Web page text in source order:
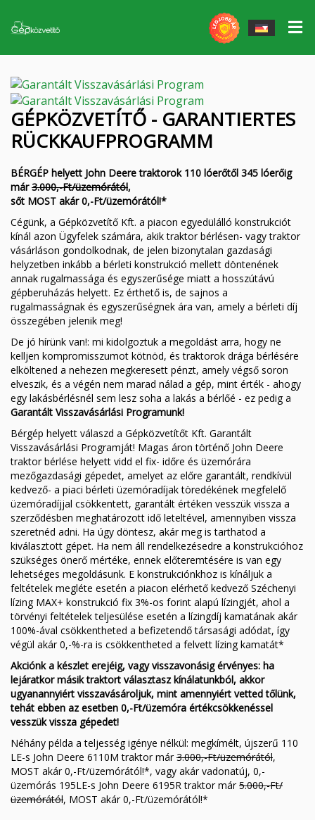
John Deere gépek
Massey Ferguson gépek
Arbeitsmittel
Massey Ferguson Arbeitsgeräte
Fliegl Waggons
Fliegl Agrocenter Zubehör
GÜTTLER Bodenmaschinen
MÜTHING Mulchgeräte und Zerkleinerer
MORENI rotierende Balken
Quivogne Arbeitsgeräte
LETÁK-LEKO Bodenmaschinen
KERTITOX Sprühgeräte
Sonstiges Zubehör
STS-Tender
Gumik/Felnik
Garantiertes Rückkaufprogramm
Unsere Dienstleistungen
Service
Finanzierung
Karriere
Über uns
Blog
Kontakt
English
Magyar
Română
Hrvatski
Čeština
Nederlands
Français
Русский
српски
GÉPKÖZVETÍTŐ - GARANTIERTES
RÜCKKAUFPROGRAMM
BÉRGÉP helyett John Deere traktorok 110 lóerőtől 345 lóerőig
már3.000,-Ft/üzemórától,
sőt MOST akár 0,-Ft/üzemórától!*
Cégünk, a Gépközvetítő Kft. a piacon egyedülálló konstrukciót
kínál azon Ügyfelek számára, akik traktor bérlésen- vagy traktor
vásárláson gondolkodnak, de jelen bizonytalan gazdasági
helyzetben inkább a bérleti konstrukció mellett döntenének
annak rugalmassága és egyszerűsége miatt a hosszútávú
gépberuházás helyett. Ez érthető is, de sajnos a
rugalmasságnak és egyszerűségnek ára van, amely a bérleti díj
összegében jelenik meg!
De jó hírünk van!: mi kidolgoztuk a megoldást arra, hogy ne
kelljen kompromisszumot kötnöd, és traktorok drága bérlésére
elköltened a nehezen megkeresett pénzt, amely végső soron
elveszik, és a végén nem marad nálad a gép, mint érték - ahogy
egy lakásbérlésnél sem lesz soha a lakás a bérlőé - ez pedig a
Garantált Visszavásárlási Programunk!
Bérgép helyett válaszd a Gépközvetítőt Kft. Garantált
Visszavásárlási Programját! Magas áron történő John Deere
traktor bérlése helyett vidd el fix- időre és üzemórára
mezőgazdasági gépedet, amelyet az előre garantált, rendkívül
kedvező- a piaci bérleti üzemóradíjak töredékének megfelelő
üzemóradíjjal csökkentett, garantált értéken vesszük vissza a
szerződésben meghatározott idő leteltével, amennyiben vissza
szeretnéd adni. Ha úgy döntesz, akár meg is tarthatod a
kiválasztott gépet. Ha nem áll rendelkezésedre a konstrukcióhoz
szükséges önerő mértéke, ennek előteremtésére is van egy
lehetséges megoldásunk. E konstrukciónkhoz is kínáljuk a
feltételek megléte esetén a piacon elérhető kedvező Széchenyi
lízing MAX+ konstrukció fix 3%-os forint alapú lízingjét, ahol a
törvényi feltételek teljesülése esetén a lízingdíj kamatának akár
100%-ával csökkentheted a befizetendő társasági adódat, így
végül akár 0,-%-ra is csökkentheted a felvett lízing kamatát*
Akciónk a készlet erejéig, vagy visszavonásig érvényes: ha
lejáratkor másik traktort választasz kínálatunkból, akkor
ugyanannyiért visszavásároljuk, mint amennyiért vetted tőlünk,
tehát ebben az esetben 0,-Ft/üzemóra értékcsökkenéssel
vesszük vissza gépedet!
Néhány példa a teljesség igénye nélkül: megkímélt, újszerű 110
LE-s John Deere 6110M traktor már3.000,-Ft/üzemórától,
MOST akár 0,-Ft/üzemórától!*, vagy akár vadonatúj, 0,-
üzemórás 195LE-s John Deere 6195R traktor már5.000,-Ft/
üzemórától, MOST akár 0,-Ft/üzemórától!*